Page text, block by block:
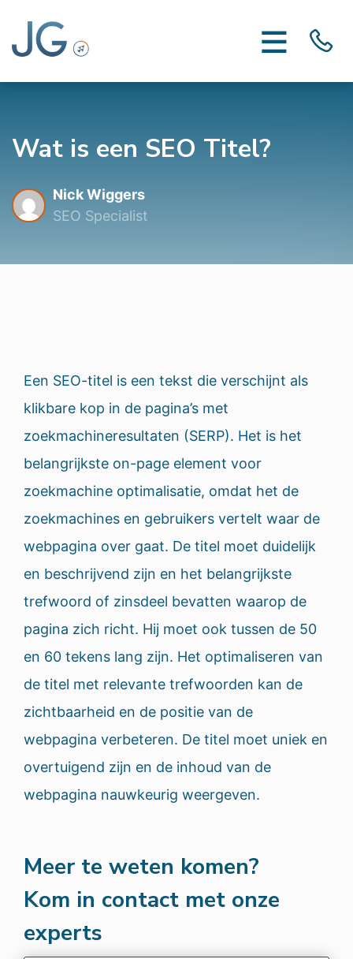
Wat is een SEO Titel?
Nick Wiggers
SEO Specialist
Een SEO-titel is een tekst die verschijnt als
klikbare kop in de pagina’s met
zoekmachineresultaten (SERP). Het is het
belangrijkste on-page element voor
zoekmachine optimalisatie, omdat het de
zoekmachines en gebruikers vertelt waar de
webpagina over gaat. De titel moet duidelijk
en beschrijvend zijn en het belangrijkste
trefwoord of zinsdeel bevatten waarop de
pagina zich richt. Hij moet ook tussen de 50
en 60 tekens lang zijn. Het optimaliseren van
de titel met relevante trefwoorden kan de
zichtbaarheid en de positie van de
webpagina verbeteren. De titel moet uniek en
overtuigend zijn en de inhoud van de
webpagina nauwkeurig weergeven.
Meer te weten komen?
Kom in contact met onze
experts